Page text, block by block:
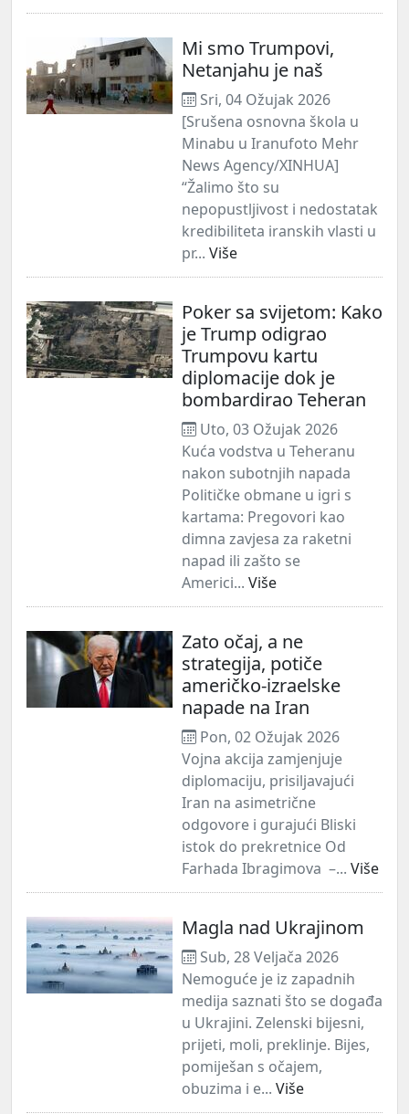
Mi smo Trumpovi,
Netanjahu je naš
Sri, 04 Ožujak 2026
[Srušena osnovna škola u
Minabu u Iranufoto Mehr
News Agency/XINHUA]
“Žalimo što su
nepopustljivost i nedostatak
kredibiliteta iranskih vlasti u
pr... Više
Poker sa svijetom: Kako
je Trump odigrao
Trumpovu kartu
diplomacije dok je
bombardirao Teheran
Uto, 03 Ožujak 2026
Kuća vodstva u Teheranu
nakon subotnjih napada
Političke obmane u igri s
kartama: Pregovori kao
dimna zavjesa za raketni
napad ili zašto se
Americi... Više
Zato očaj, a ne
strategija, potiče
američko-izraelske
napade na Iran
Pon, 02 Ožujak 2026
Vojna akcija zamjenjuje
diplomaciju, prisiljavajući
Iran na asimetrične
odgovore i gurajući Bliski
istok do prekretnice Od
Farhada Ibragimova –... Više
Magla nad Ukrajinom
Sub, 28 Veljača 2026
Nemoguće je iz zapadnih
medija saznati što se događa
u Ukrajini. Zelenski bijesni,
prijeti, moli, preklinje. Bijes,
pomiješan s očajem,
obuzima i e... Više